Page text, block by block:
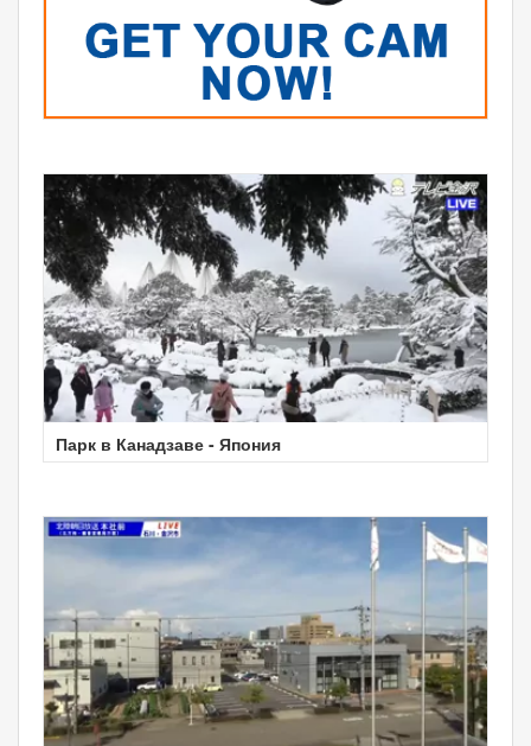
Парк в Канадзаве - Япония